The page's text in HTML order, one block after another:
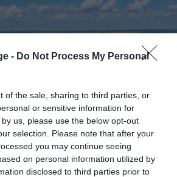
- Do Not Process My Personal
of the sale, sharing to third parties, or
or sensitive information for
us, please use the below opt-out
selection. Please note that after your
you may continue seeing
on personal information utilized by
disclosed to third parties prior to
Shutterstock – Berni0004